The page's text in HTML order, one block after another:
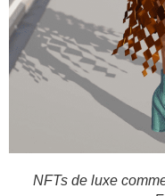
NFTs de luxe